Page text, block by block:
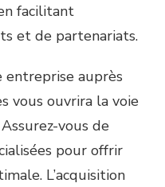
facilitant
et de partenariats.
entreprise auprès
vous ouvrira la voie
vous de
pour offrir
L’acquisition